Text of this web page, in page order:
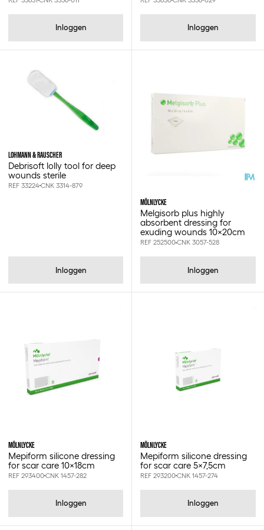
Inloggen Inloggen
LOHMANN & RAUSCHER
Debrisoft lolly tool for deep
wounds sterile
REF 33224CNK 3314-879
Inloggen
MÖLNLYCKE
Melgisorb plus highly
absorbent dressing for
exuding wounds 10x20cm
REF 252500CNK 3057-528
Inloggen
MÖLNLYCKE
Mepiform silicone dressing
for scar care 10x18cm
REF 293400CNK 1457-282
Inloggen
MÖLNLYCKE
Mepiform silicone dressing
for scar care 5x7,5cm
REF 293200CNK 1457-274
Inloggen